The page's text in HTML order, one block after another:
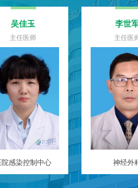
吴佳玉
主任医师
院感染控制中心
李世
主任医
神经外